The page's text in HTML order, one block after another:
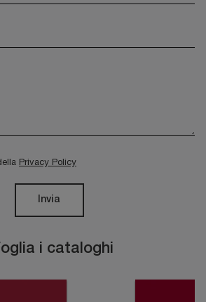
i cataloghi
Privacy Policy
Invia